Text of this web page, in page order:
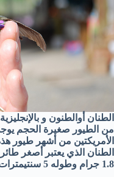
الأمريكتين من أشهر طيور
الطنان الذي يعتبر أصغر
1.8 جرام وطوله 5 سنتيمترات .